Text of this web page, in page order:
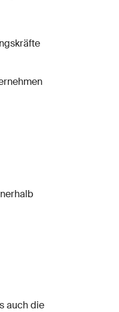
auch die